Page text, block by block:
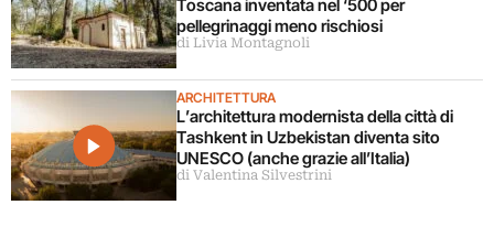
Toscana inventata nel ‘500 per
pellegrinaggi meno rischiosi
di Livia Montagnoli
ARCHITETTURA
L’architettura modernista della città di
Tashkent in Uzbekistan diventa sito
UNESCO (anche grazie all’Italia)
di Valentina Silvestrini